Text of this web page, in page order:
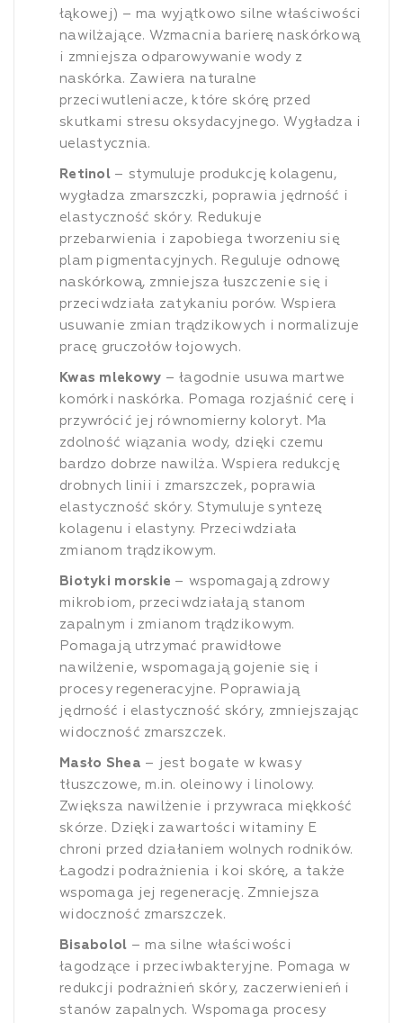
łąkowej) – ma wyjątkowo silne właściwości
nawilżające. Wzmacnia barierę naskórkową
i zmniejsza odparowywanie wody z
naskórka. Zawiera naturalne
przeciwutleniacze, które skórę przed
skutkami stresu oksydacyjnego. Wygładza i
uelastycznia.
Retinol– stymuluje produkcję kolagenu,
wygładza zmarszczki, poprawia jędrność i
elastyczność skóry. Redukuje
przebarwienia i zapobiega tworzeniu się
plam pigmentacyjnych. Reguluje odnowę
naskórkową, zmniejsza łuszczenie się i
przeciwdziała zatykaniu porów. Wspiera
usuwanie zmian trądzikowych i normalizuje
pracę gruczołów łojowych.
Kwas mlekowy – łagodnie usuwa martwe
komórki naskórka. Pomaga rozjaśnić cerę i
przywrócić jej równomierny koloryt. Ma
zdolność wiązania wody, dzięki czemu
bardzo dobrze nawilża. Wspiera redukcję
drobnych linii i zmarszczek, poprawia
elastyczność skóry. Stymuluje syntezę
kolagenu i elastyny. Przeciwdziała
zmianom trądzikowym.
Biotyki morskie – wspomagają zdrowy
mikrobiom, przeciwdziałają stanom
zapalnym i zmianom trądzikowym.
Pomagają utrzymać prawidłowe
nawilżenie, wspomagają gojenie się i
procesy regeneracyjne. Poprawiają
jędrność i elastyczność skóry, zmniejszając
widoczność zmarszczek.
Masło Shea – jest bogate w kwasy
tłuszczowe, m.in. oleinowy i linolowy.
Zwiększa nawilżenie i przywraca miękkość
skórze. Dzięki zawartości witaminy E
chroni przed działaniem wolnych rodników.
Łagodzi podrażnienia i koi skórę, a także
wspomaga jej regenerację. Zmniejsza
widoczność zmarszczek.
Bisabolol – ma silne właściwości
łagodzące i przeciwbakteryjne. Pomaga w
redukcji podrażnień skóry, zaczerwienień i
stanów zapalnych. Wspomaga procesy